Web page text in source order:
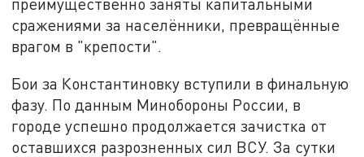
преимущественно заняты капитальными
сражениями за населённики, превращённые
врагом в "крепости".
Бои за Константиновку вступили в финальную
фазу. По данным Минобороны России, в
городе успешно продолжается зачистка от
оставшихся разрозненных сил ВСУ. За сутки